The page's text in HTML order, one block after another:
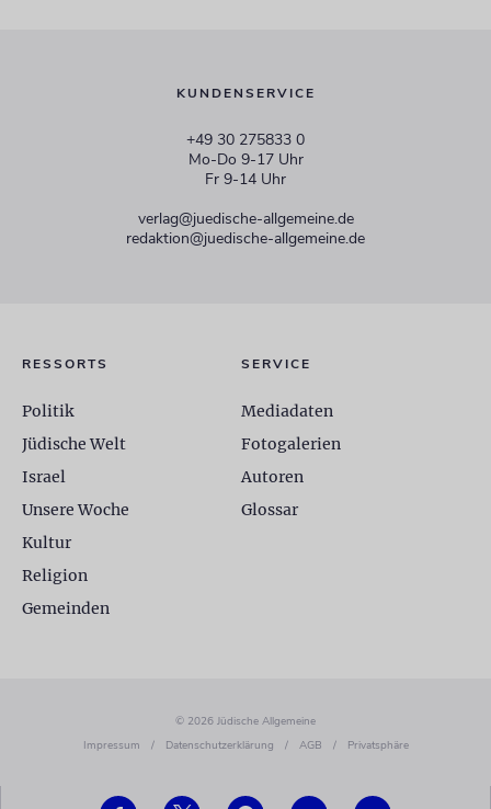
KUNDENSERVICE
+49 30 275833 0
Mo-Do 9-17 Uhr
Fr 9-14 Uhr
verlag@juedische-allgemeine.de
redaktion@juedische-allgemeine.de
RESSORTS
Politik
Jüdische Welt
Israel
Unsere Woche
Kultur
Religion
Gemeinden
SERVICE
Mediadaten
Fotogalerien
Autoren
Glossar
© 2026 Jüdische Allgemeine
Impressum
/ Datenschutzerklärung / AGB / Privatsphäre